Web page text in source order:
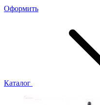
Оформить
Каталог